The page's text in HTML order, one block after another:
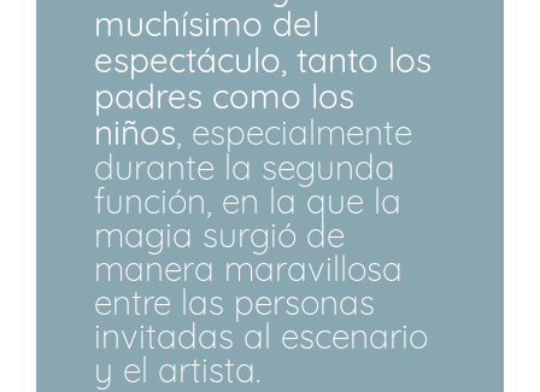
muchísimo del
espectáculo, tanto los
padres como los
niños , especialmente
durante la segunda
función, en la que la
magia surgió de
manera maravillosa
entre las personas
invitadas al escenario
y el artista.